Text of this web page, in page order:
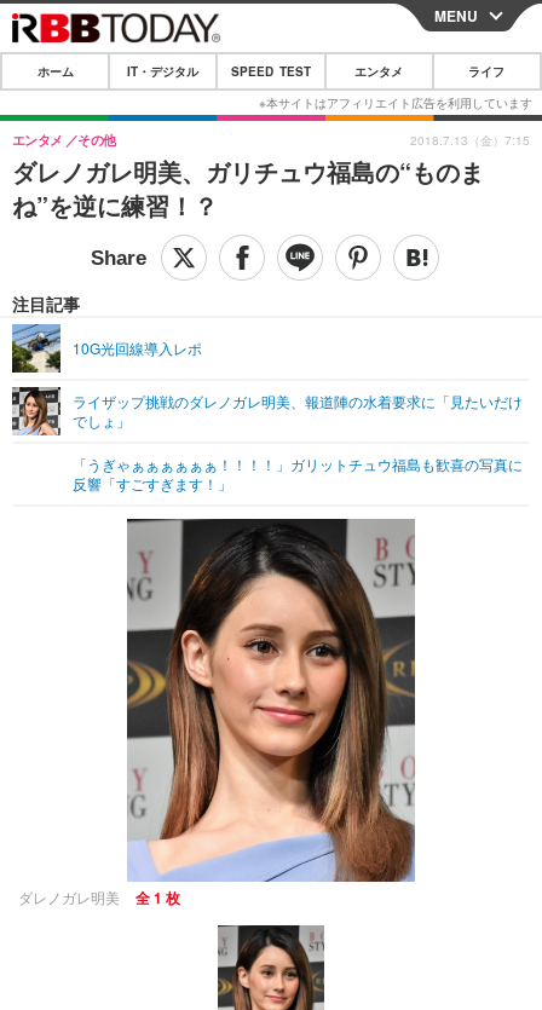
CLOSE
ホーム
IT・デジタル
IT・デジタルTOP スマートフォン
ショッピング その他
SPEED TEST
エンタメTOP 映画・ドラマ
グラビア
ショッピング その他
ライフTOP
その他
リリース一覧
プッシュ通知の停止方法
MENU
ホーム IT・デジタル SPEED TEST エンタメ ライフ
ダレノガレ明美、ガリチュウ福島の“ものま
ね”を逆に練習！？
エンタメ その他
注目記事
10G光回線導入レポ
ライザップ挑戦のダレノガレ明美、報道陣の水着要求に「見たいだけ
でしょ」
「うぎゃぁぁぁぁぁぁ！！！！」ガリットチュウ福島も歓喜の写真に
反響「すごすぎます！」
2018.7.13（金）7:15
ダレノガレ明美 全 1 枚